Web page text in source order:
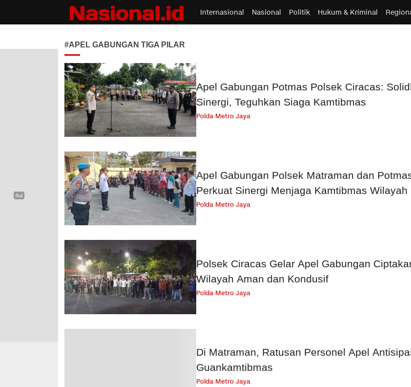
Internasional Nasional Politik Hukum & Kriminal
#APEL GABUNGAN TIGA PILAR
Apel Gabungan Potmas Polsek Ciracas:
Sinergi, Teguhkan Siaga Kamtibmas
Polda Metro Jaya
Apel Gabungan Polsek Matraman dan
Perkuat Sinergi Menjaga Kamtibmas Wilayah
Polda Metro Jaya
Polsek Ciracas Gelar Apel Gabungan
Wilayah Aman dan Kondusif
Polda Metro Jaya
Di Matraman, Ratusan Personel Apel
Guankamtibmas
Polda Metro Jaya